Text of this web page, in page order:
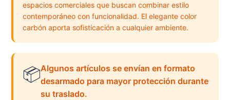
espacios comerciales que buscan combinar estilo
contemporáneo con funcionalidad. El elegante color
carbón aporta sofisticación a cualquier ambiente.
📦Algunos artículos se envían en formato
desarmado para mayor protección durante
su traslado.